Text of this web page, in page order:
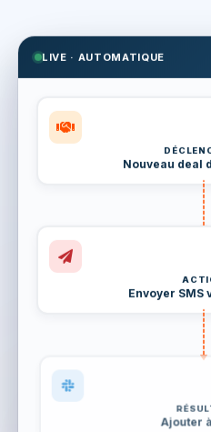
LIVE · AUTOMATIQUE
Nouveau deal
Envoyer SMS
Ajouter